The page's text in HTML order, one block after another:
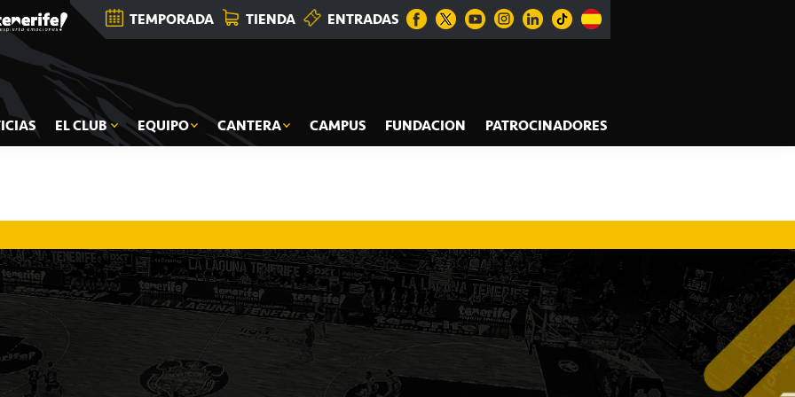
TEMPORADA TIENDA ENTRADAS
EL CLUB EQUIPO CANTERA CAMPUS FUNDACION
PATROCINADORES